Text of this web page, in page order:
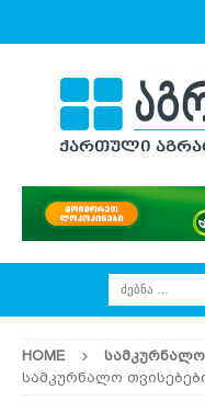
HOME ᲡᲐᲛᲙᲣᲠᲜᲐᲚᲝ
სამკურნალო